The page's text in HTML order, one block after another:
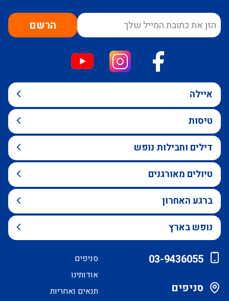
הרשם
איילה
טיסות
דילים וחבילות נופש
טיולים מאורגנים
ברגע האחרון
נופש בארץ
03-9436055
סניפים
סניפים
אודותינו
תנאים ואחריות